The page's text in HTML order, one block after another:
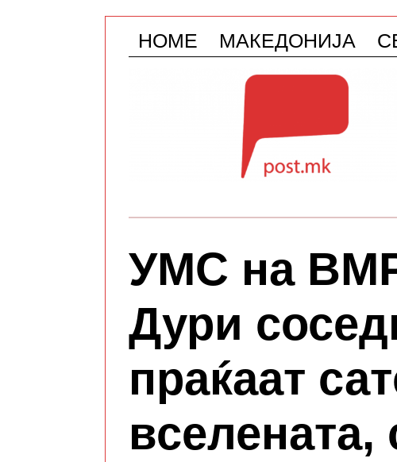
HOME МАКЕДОНИЈА
УМС на
Дури
праќаат
вселената,